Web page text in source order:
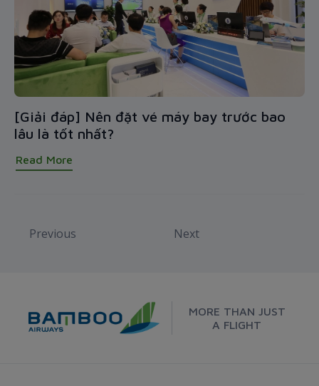
[Giải đáp] Nên đặt vé máy bay trước bao
lâu là tốt nhất?
Read More
Previous Next
MORE THAN JUST
A FLIGHT